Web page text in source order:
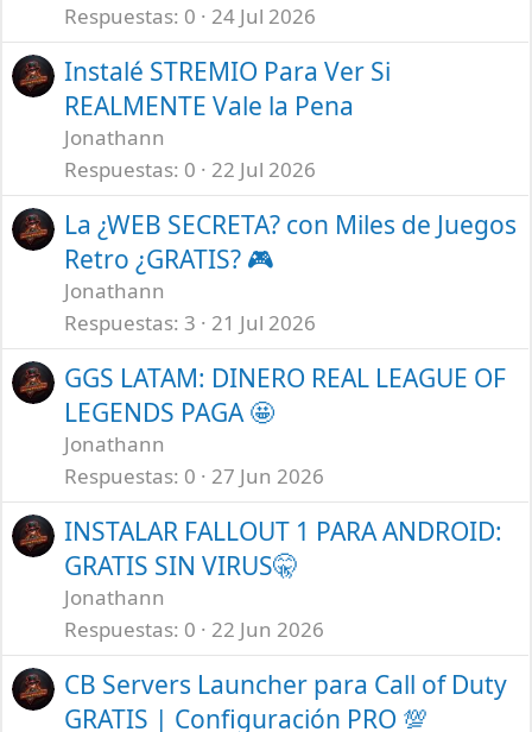
Respuestas 0 24 Jul 2026
Instalé STREMIO Para Ver Si
REALMENTE Vale la Pena
Jonathann
Respuestas 0 22 Jul 2026
La ¿WEB SECRETA? con Miles de Juegos
Retro ¿GRATIS? 🎮
Jonathann
Respuestas 3 21 Jul 2026
GGS LATAM: DINERO REAL LEAGUE OF
LEGENDS PAGA 🤩
Jonathann
Respuestas 0 27 Jun 2026
INSTALAR FALLOUT 1 PARA ANDROID:
GRATIS SIN VIRUS🤫
Jonathann
Respuestas 0 22 Jun 2026
CB Servers Launcher para Call of Duty
GRATIS | Configuración PRO 💯